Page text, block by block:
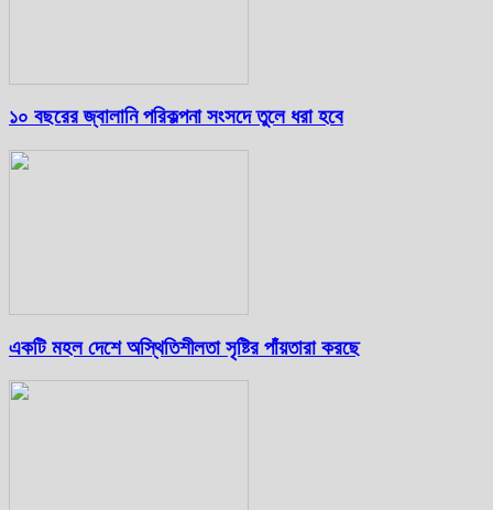
১০ বছরের জ্বালানি পরিকল্পনা সংসদে তুলে ধরা হবে
একটি মহল দেশে অস্থিতিশীলতা সৃষ্টির পাঁয়তারা করছে